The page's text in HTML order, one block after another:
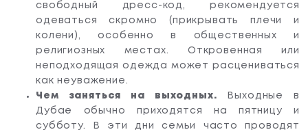
свободный дресс-код, рекомендуется
одеваться скромно (прикрывать плечи и
колени), особенно в общественных и
религиозных местах. Откровенная или
неподходящая одежда может расцениваться
как неуважение.
Чем заняться на выходных. Выходные в
Дубае обычно приходятся на пятницу и
субботу. В эти дни семьи часто проводят